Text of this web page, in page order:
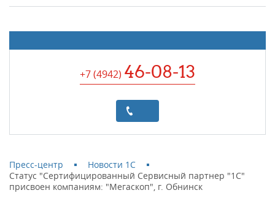
+7 (4942) 46-08-13
Пресс-центр
Новости 1С
Статус "Сертифицированный Сервисный партнер "1С"
присвоен компаниям: "Мегаскоп", г. Обнинск